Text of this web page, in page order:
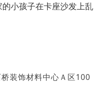
小孩子在卡座沙发上乱
装饰材料中心Ａ区100